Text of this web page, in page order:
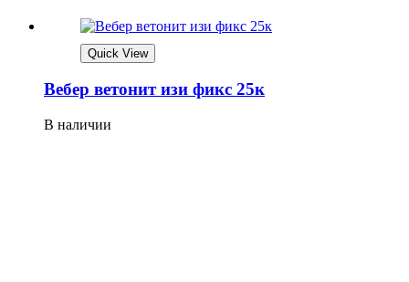
Quick View
Вебер ветонит изи фикс 25к
В наличии